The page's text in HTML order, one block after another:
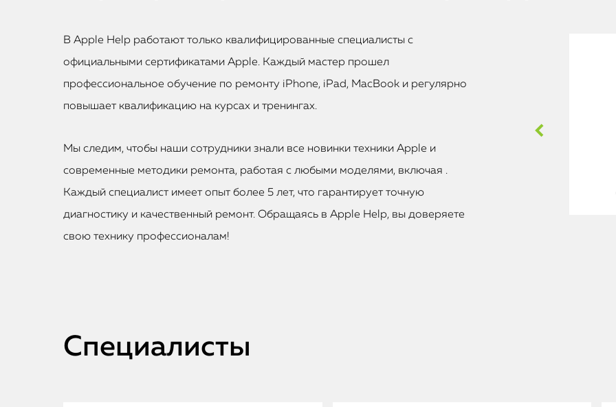
В Apple Help работают только квалифицированные специалисты с
официальными сертификатами Apple. Каждый мастер прошел
профессиональное обучение по ремонту iPhone, iPad, MacBook и регулярно
повышает квалификацию на курсах и тренингах.
Мы следим, чтобы наши сотрудники знали все новинки техники Apple и
современные методики ремонта, работая с любыми моделями, включая .
Каждый специалист имеет опыт более 5 лет, что гарантирует точную
диагностику и качественный ремонт. Обращаясь в Apple Help, вы доверяете
свою технику профессионалам!
Специалисты